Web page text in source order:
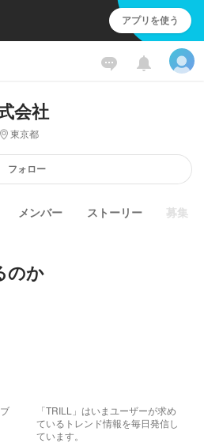
アプリを使う
会社
東京都
フォロー
メンバー ストーリー 募集
のか
「TRILL」はいまユーザーが求め
ているトレンド情報を毎日発信し
ています。